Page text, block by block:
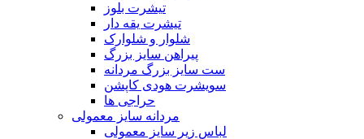
تیشرت بلوز
تیشرت یقه دار
شلوار و شلوارک
پیراهن سایز بزرگ
ست سایز بزرگ مردانه
سویشرت هودی کاپشن
حراجی ها
مردانه سایز معمولی
لباس زیر سایز معمولی